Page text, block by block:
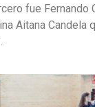
fue Fernando
Aitana Candela